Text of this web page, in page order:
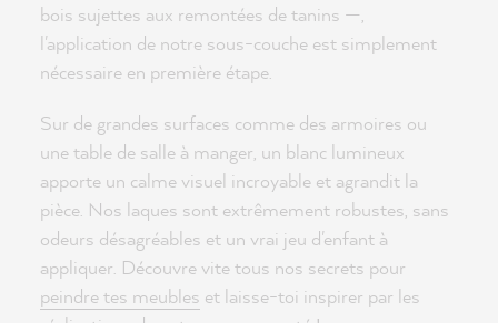
bois sujettes aux remontées de tanins —,
l'application de notre sous-couche est simplement
nécessaire en première étape.
Sur de grandes surfaces comme des armoires ou
une table de salle à manger, un blanc lumineux
apporte un calme visuel incroyable et agrandit la
pièce. Nos laques sont extrêmement robustes, sans
odeurs désagréables et un vrai jeu d'enfant à
appliquer. Découvre vite tous nos secrets pour
peindre tes meubles et laisse-toi inspirer par les